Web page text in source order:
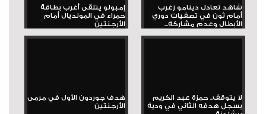
شاهد تعادل دينامو زغرب
أمام ثون في تصفيات دوري
الأبطال وعدم مشاركة...
إمبولو يتلقى أغرب بطاقة
حمراء في المونديال أمام
الأرجنتين
لا يتوقف.. حمزة عبد الكريم
يسجل هدفه الثاني في ودية
هدف جوردون الأول في مرمى
الأرجنتين